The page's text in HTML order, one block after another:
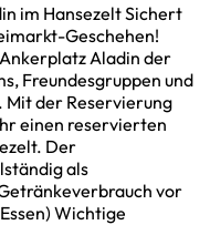
im Hansezelt Sichert
Geschehen!
Aladin der
Freundesgruppen und
der Reservierung
einen reservierten
Der
als
vor
Wichtige